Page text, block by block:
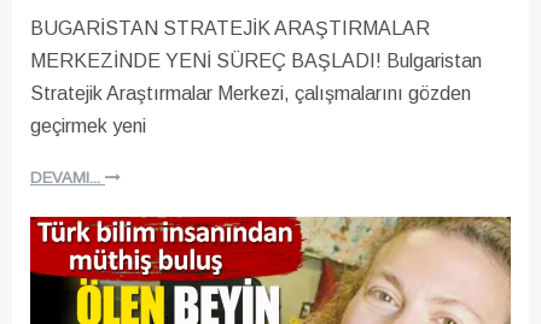
BUGARİSTAN STRATEJİK ARAŞTIRMALAR
MERKEZİNDE YENİ SÜREÇ BAŞLADI! Bulgaristan
Stratejik Araştırmalar Merkezi, çalışmalarını gözden
geçirmek yeni
DEVAMI...